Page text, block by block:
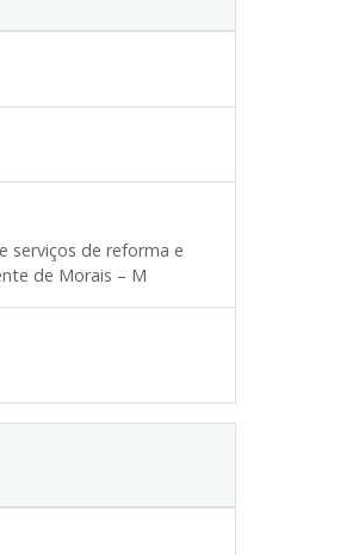
serviços de reforma e
de Morais – M